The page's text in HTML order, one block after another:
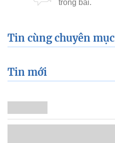
Tin cùng chuyên mục
Tin mới